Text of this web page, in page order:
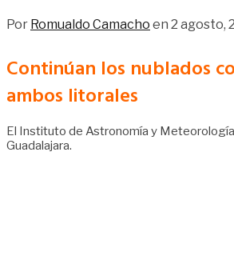
Por Romualdo Camacho en 2 agosto,
Continúan los nublados
ambos litorales
El Instituto de Astronomía y Meteorología
Guadalajara.